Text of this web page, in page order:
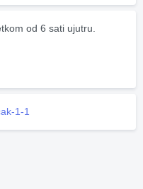
od 6 sati ujutru.
1-1